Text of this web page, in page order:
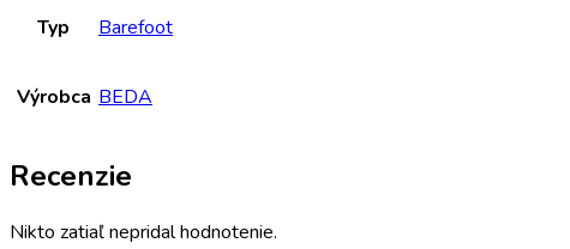
Typ Barefoot
Výrobca BEDA
Recenzie
Nikto zatiaľ nepridal hodnotenie.